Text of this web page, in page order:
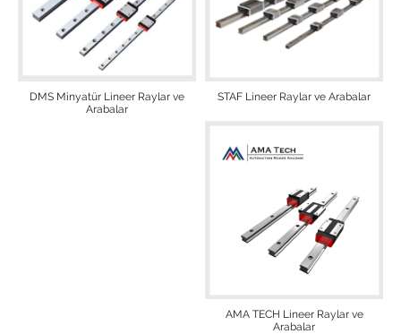
DMS Minyatür Lineer Raylar ve
Arabalar
STAF Lineer Raylar ve Arabalar
AMA TECH Lineer Raylar ve
Arabalar